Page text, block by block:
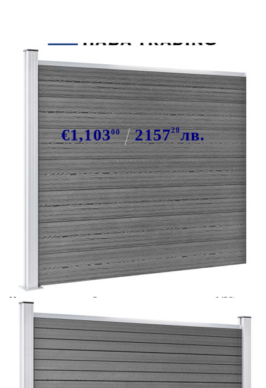
Комплект оградни панели, WPC,
872x146 см, сив
€1,10300 215728лв.
В наличност: 37 бр.
Време за доставка: 5 до 9 дни
Безплатна доставка до адрес при плащане по банков път
Цвят:
Материал:
Дървонапълнен полимерен композит (WPC),
EAN code:
8720286367063
Общи размери:
872 x 146 cм (Ш х В)
Размери на стълба:
7 x 7 x 145 см (Д x Ш x В)
(всяка):
170 x 20,3 см (Ш х В)
крайната шина:
170 см